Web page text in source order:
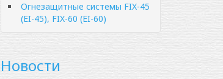
Огнезащитные системы FIX-45
(EI-45), FIX-60 (EI-60)
Новости